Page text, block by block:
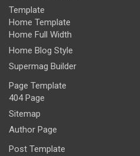
Template
Home Template
Home Full Width
Home Blog Style
Supermag Builder
Page Template
404 Page
Sitemap
Author Page
Post Template